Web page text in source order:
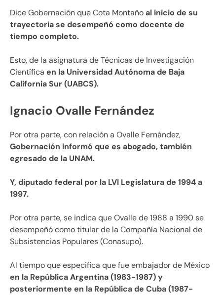
Dice Gobernación que Cota Montañoal inicio de su
trayectoria se desempeñó como docente de
tiempo completo.
Esto, de la asignatura de Técnicas de Investigación
Científica en la Universidad Autónoma de Baja
California Sur (UABCS).
Ignacio Ovalle Fernández
Por otra parte, con relación a Ovalle Fernández,
Gobernación informó que es abogado, también
egresado de la UNAM.
Y, diputado federal por la LVI Legislatura de 1994 a
1997.
Por otra parte, se indica que Ovalle de 1988 a 1990 se
desempeñó como titular de la Compañía Nacional de
Subsistencias Populares (Conasupo).
Al tiempo que especifica que fue embajador de México
en la República Argentina (1983-1987) y
posteriormente en la República de Cuba (1987-